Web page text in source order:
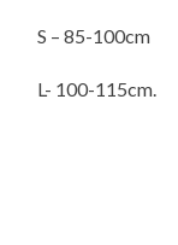
S – 85-100cm
L- 100-115cm.